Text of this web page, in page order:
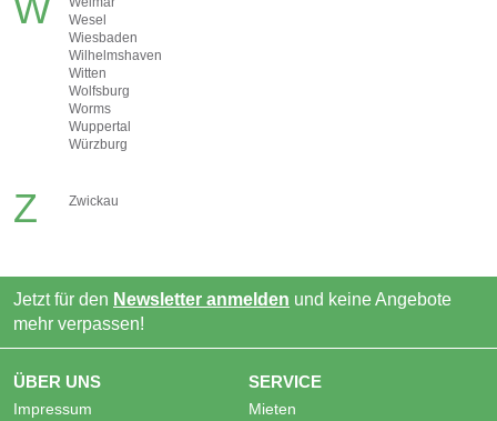
W
Wesel
Wiesbaden
Wilhelmshaven
Witten
Wolfsburg
Worms
Wuppertal
Würzburg
Z Zwickau
Jetzt für den Newsletter anmelden und keine Angebote
mehr verpassen!
ÜBER UNS
Impressum
SERVICE
Mieten